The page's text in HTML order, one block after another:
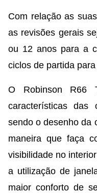
Com relação as
as revisões gerais
ou 12 anos para a
ciclos de partida
O Robinson R66
características das
sendo o desenho da
maneira que faça
visibilidade no
a utilização de
maior conforto de